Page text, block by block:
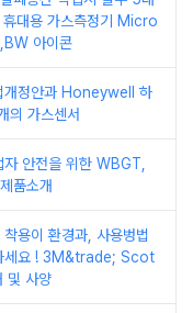
휴대용 가스측정기 Micro
아이콘
개정안과 Honeywell 하
의 가스센서
안전을 위한 WBGT,
품소개
용이 환경과, 사용벙법
세요 ! 3M&trade; Scot
사양